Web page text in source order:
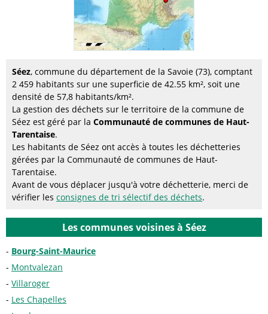
Séez, commune du département de la Savoie (73), comptant
2 459 habitants sur une superficie de 42.55 km², soit une
densité de 57,8 habitants/km².
La gestion des déchets sur le territoire de la commune de
Séez est géré par la Communauté de communes de Haut-
Tarentaise.
Les habitants de Séez ont accès à toutes les déchetteries
gérées par la Communauté de communes de Haut-
Tarentaise.
Avant de vous déplacer jusqu'à votre déchetterie, merci de
vérifier les consignes de tri sélectif des déchets.
Les communes voisines à Séez
Bourg-Saint-Maurice
Montvalezan
Villaroger
Les Chapelles